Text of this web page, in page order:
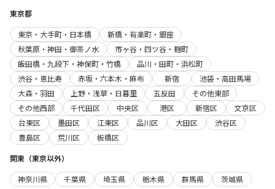
東京都
東京・大手町・日本橋
新橋・有楽町・銀座
秋葉原・神田・御茶ノ水
市ヶ谷・四ツ谷・麹町
飯田橋・九段下・神保町・竹橋
品川・田町・浜松町
渋谷・恵比寿
赤坂・六本木・麻布 新宿
池袋・高田馬場
大森・羽田
上野・浅草・日暮里 五反田
その他東部
その他西部
千代田区 中央区 港区 新宿区
文京区
台東区
墨田区 江東区 品川区 大田区
渋谷区
豊島区
荒川区
板橋区
関東（東京以外）
神奈川県
千葉県 埼玉県 栃木県 群馬県
茨城県